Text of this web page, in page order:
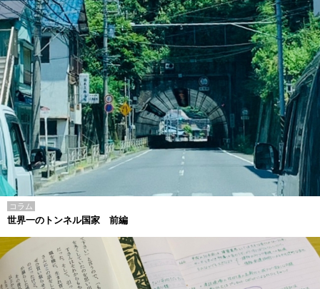
コラム
世界一のトンネル国家 前編